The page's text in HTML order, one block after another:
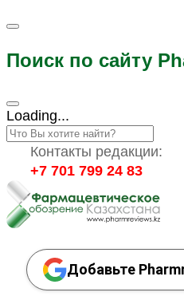
Поиск по сайту
Loading...
Контакты редакции:
+7 701 799 24 83
Добавьте